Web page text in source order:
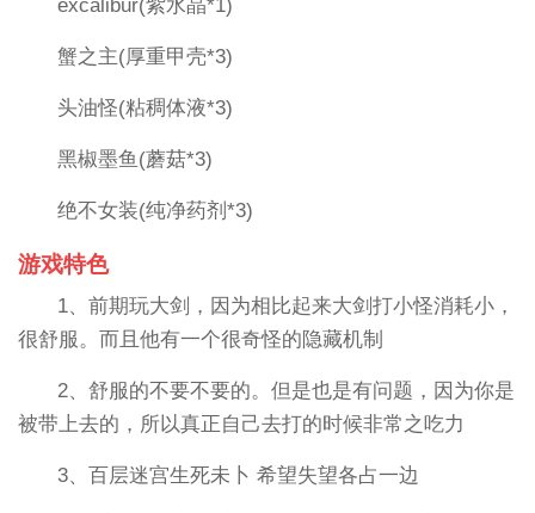
excalibur(紫水晶*1)
蟹之主(厚重甲壳*3)
头油怪(粘稠体液*3)
黑椒墨鱼(蘑菇*3)
绝不女装(纯净药剂*3)
游戏特色
1、前期玩大剑，因为相比起来大剑打小怪消耗小，
很舒服。而且他有一个很奇怪的隐藏机制
2、舒服的不要不要的。但是也是有问题，因为你是
被带上去的，所以真正自己去打的时候非常之吃力
3、百层迷宫生死未卜 希望失望各占一边